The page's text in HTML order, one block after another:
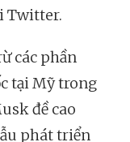
Twitter.
các phần
tại Mỹ trong
đề cao
phát triển